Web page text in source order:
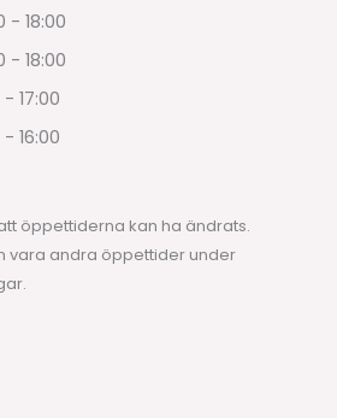
- 18:00
- 18:00
- 17:00
- 16:00
öppettiderna kan ha ändrats.
vara andra öppettider under